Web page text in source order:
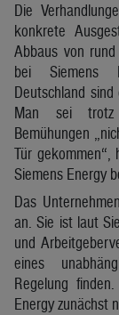
Die
konkrete
Abbaus von
bei Siemens
Deutschland sind
Man sei trotz
Bemühungen
Tür
Siemens Energy
Das
an. Sie ist laut
und
eines
Regelung
Energy zunächst